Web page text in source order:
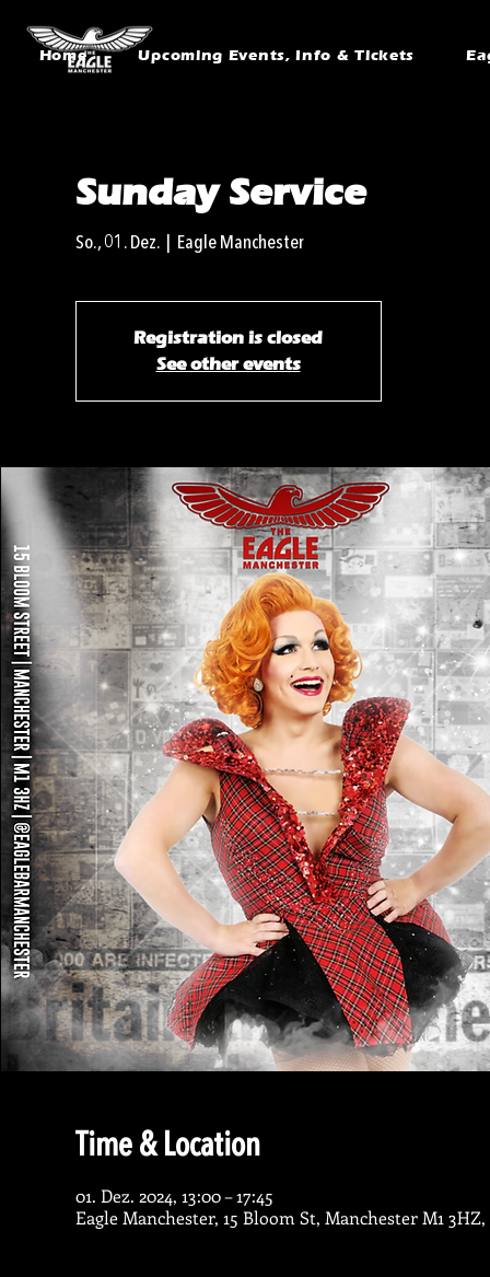
Home Upcoming Events, Info & Tickets
Sunday Service
So., 01. Dez.
  |
Eagle Manchester
Registration is closed
See other events
Time & Location
01. Dez. 2024, 13:00 – 17:45
Eagle Manchester, 15 Bloom St, Manchester M1 3HZ,